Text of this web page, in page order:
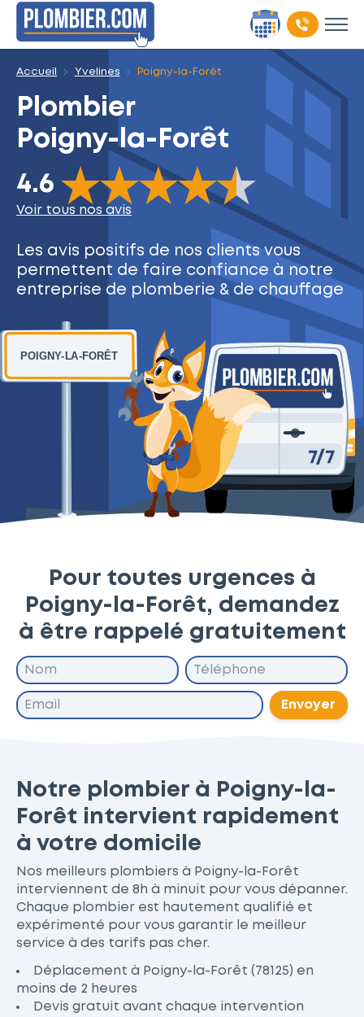
Accueil Yvelines Poigny-la-Forêt
Plombier
Poigny-la-Forêt
4.6
The rating of this product is 4.6out of 5
Voir tous nos avis
Les avis positifs de nos clientsvous
permettent de faire confiance à notre
entreprise de plomberie & de chauffage
POIGNY-LA-FORÊT
Pour toutes urgences à
Poigny-la-Forêt, demandez
à être rappelé gratuitement
Envoyer
Notre plombier à Poigny-la-
Forêt intervient rapidement
à votre domicile
Nos meilleurs plombiers à Poigny-la-Forêt
interviennent de 8h à minuit pour vous dépanner.
Chaque plombier est hautement qualifié et
expérimenté pour vous garantir le meilleur
service à des tarifs pas cher.
Déplacement à Poigny-la-Forêt (78125) en
moins de 2 heures
Devis gratuit avant chaque intervention